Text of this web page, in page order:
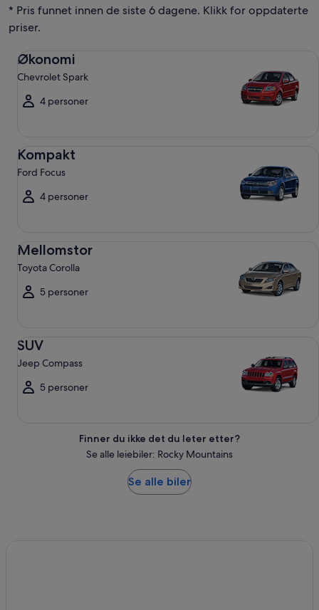
* Pris funnet innen de siste 6 dagene. Klikk for oppdaterte
priser.
Økonomi
Chevrolet Spark
4 personer
Kompakt
Ford Focus
4 personer
Mellomstor
Toyota Corolla
5 personer
SUV
Jeep Compass
5 personer
Finner du ikke det du leter etter?
Se alle leiebiler: Rocky Mountains
Se alle biler